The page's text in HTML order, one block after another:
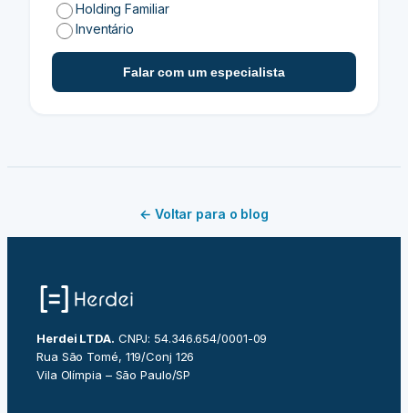
Holding Familiar
Inventário
Falar com um especialista
← Voltar para o blog
Herdei LTDA. CNPJ: 54.346.654/0001-09
Rua São Tomé, 119/Conj 126
Vila Olímpia – São Paulo/SP